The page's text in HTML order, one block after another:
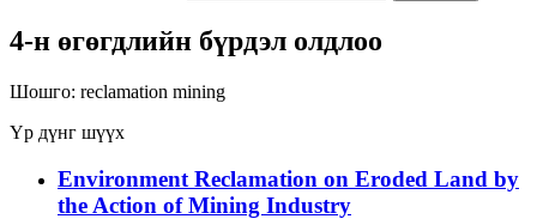
4-н өгөгдлийн бүрдэл олдлоо
Шошго: reclamation mining
Үр дүнг шүүх
Environment Reclamation on Eroded Land by
the Action of Mining Industry